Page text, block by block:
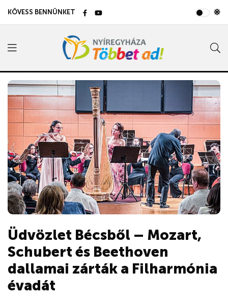
KÖVESS BENNÜNKET
Üdvözlet Bécsből – Mozart,
Schubert és Beethoven
dallamai zárták a Filharmónia
évadát